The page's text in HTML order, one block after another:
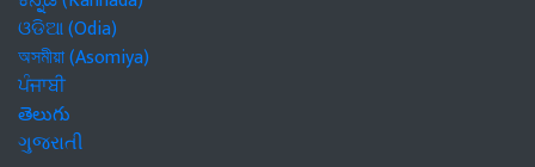
ଓଡିଆ (Odia)
অসমীয়া (Asomiya)
ਪੰਜਾਬੀ
తెలుగు
ગુજરાતી